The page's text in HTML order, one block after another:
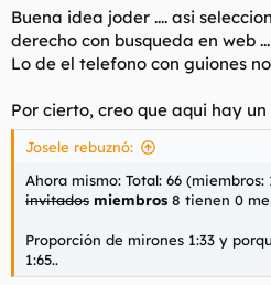
molesta que tenga demasiado
quejan.
Como chica, sé perfectamente
foro o intentan hacerse los listos
prioridad en las citas.
invito a reflexionar sobre la
foros. No digo que todos sean así,
unos cuantos comentarios. Y
otro.
Buena idea joder .... asi
derecho con busqueda en web
Lo de el telefono con guiones
Por cierto, creo que aqui hay
Josele rebuznó:
Ahora mismo: Total: 66 (miembros:
invitados miembros 8 tienen 0
Proporción de mirones 1:33 y
1:65..